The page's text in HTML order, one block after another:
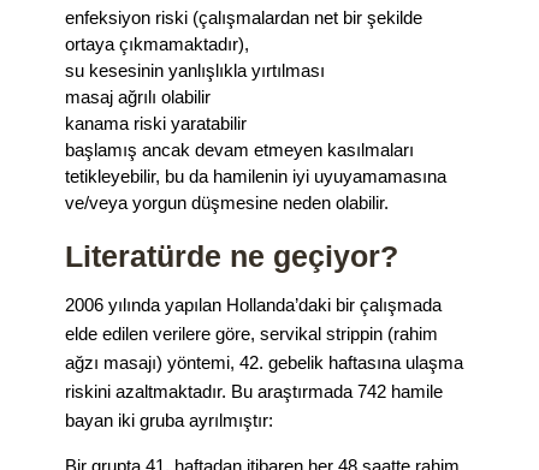
enfeksiyon riski (çalışmalardan net bir şekilde
ortaya çıkmamaktadır),
su kesesinin yanlışlıkla yırtılması
masaj ağrılı olabilir
kanama riski yaratabilir
başlamış ancak devam etmeyen kasılmaları
tetikleyebilir, bu da hamilenin iyi uyuyamamasına
ve/veya yorgun düşmesine neden olabilir.
Literatürde ne geçiyor?
2006 yılında yapılan Hollanda’daki bir çalışmada
elde edilen verilere göre, servikal strippin (rahim
ağzı masajı) yöntemi, 42. gebelik haftasına ulaşma
riskini azaltmaktadır. Bu araştırmada 742 hamile
bayan iki gruba ayrılmıştır: